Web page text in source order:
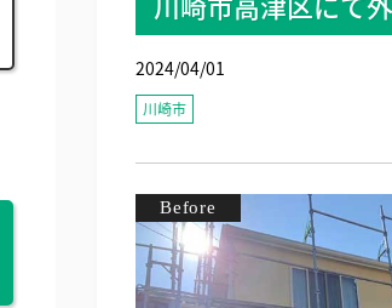
2024/04/01
川崎市